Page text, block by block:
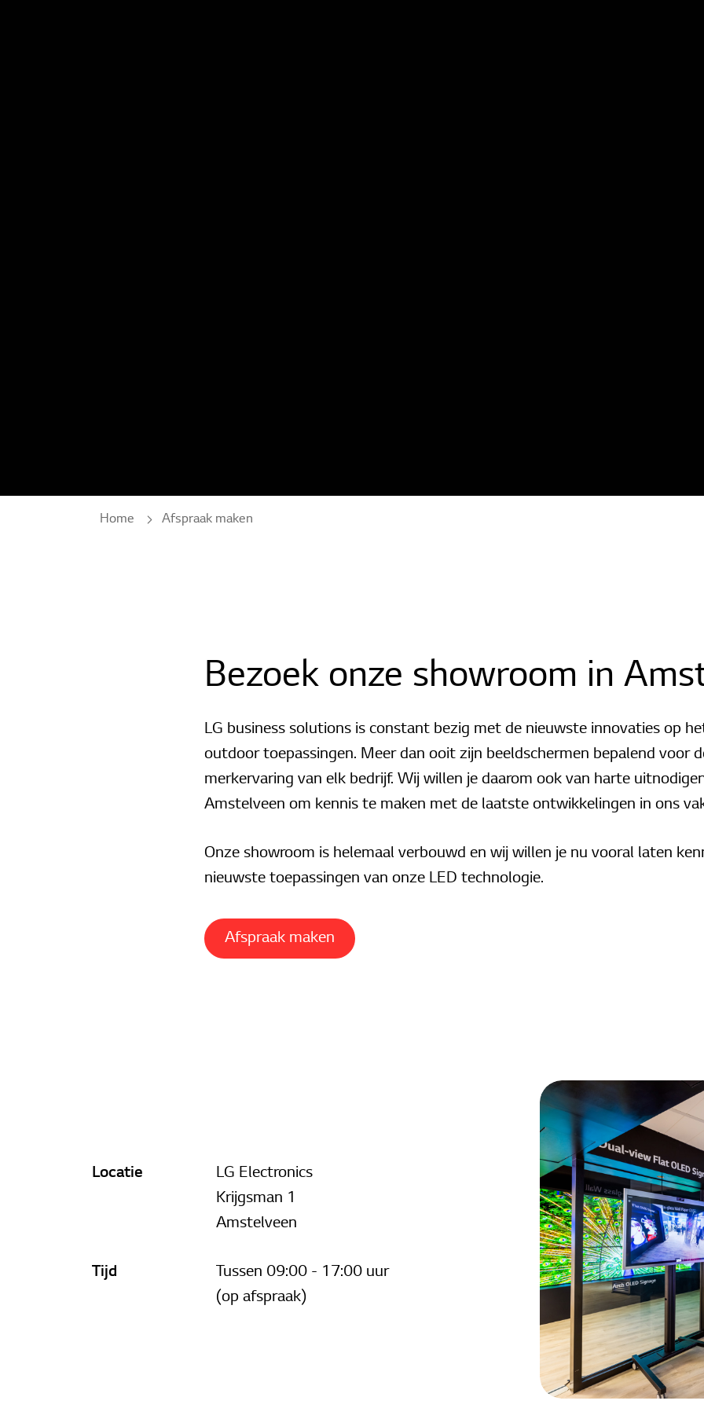
Home Afspraak maken
Bezoek onze showroom in
LG business solutions is constant bezig met de nieuwste innovaties op
outdoor toepassingen. Meer dan ooit zijn beeldschermen bepalend voor
merkervaring van elk bedrijf. Wij willen je daarom ook van harte
Amstelveen om kennis te maken met de laatste ontwikkelingen in ons
Onze showroom is helemaal verbouwd en wij willen je nu vooral laten
nieuwste toepassingen van onze LED technologie.
Afspraak maken
Locatie
Tijd
LG Electronics
Krijgsman 1
Amstelveen
Tussen 09:00 - 17:00 uur
(op afspraak)